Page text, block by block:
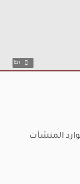
En
المنشآت